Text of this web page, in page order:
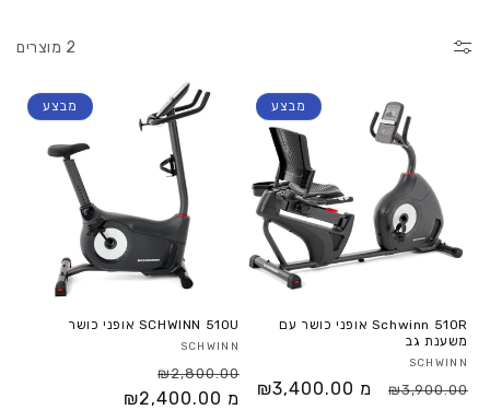
2 מוצרים
מבצע
Schwinn 510R אופני כושר עם
משענת גב
SCHWINN
₪3,900.00 מ ₪3,400.00
מבצע
SCHWINN 510U אופני כושר
SCHWINN
₪2,800.00
מ ₪2,400.00